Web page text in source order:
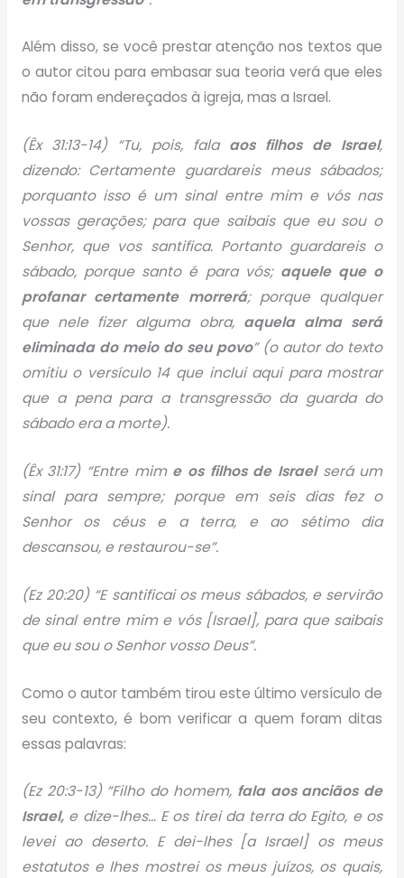
Além disso, se você prestar atenção nos textos que
o autor citou para embasar sua teoria verá que eles
não foram endereçados à igreja, mas a Israel.
(Êx 31:13-14) “Tu, pois, falaaos filhos de Israel,
dizendo: Certamente guardareis meus sábados;
porquanto isso é um sinal entre mim e vós nas
vossas gerações; para que saibais que eu sou o
Senhor, que vos santifica. Portanto guardareis o
sábado, porque santo é para vós;aquele que o
profanar certamente morrerá; porque qualquer
que nele fizer alguma obra, aquela alma será
eliminada do meio do seu povo” (o autor do texto
omitiu o versículo 14 que inclui aqui para mostrar
que a pena para a transgressão da guarda do
sábado era a morte).
(Êx 31:17) “Entre mim e os filhos de Israelserá um
sinal para sempre; porque em seis dias fez o
Senhor os céus e a terra, e ao sétimo dia
descansou, e restaurou-se”.
(Ez 20:20) “E santificai os meus sábados, e servirão
de sinal entre mim e vós [Israel], para que saibais
que eu sou o Senhor vosso Deus”.
Como o autor também tirou este último versículo de
seu contexto, é bom verificar a quem foram ditas
essas palavras:
(Ez 20:3-13) “Filho do homem, fala aos anciãos de
Israel,e dize-lhes… E os tirei da terra do Egito, e os
levei ao deserto. E dei-lhes [a Israel] os meus
estatutos e lhes mostrei os meus juízos, os quais,